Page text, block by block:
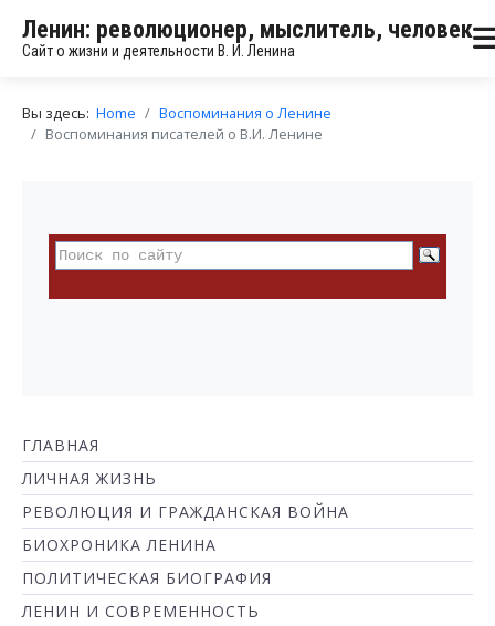
Ленин: революционер, мыслитель, человек
Сайт о жизни и деятельности В. И. Ленина
Вы здесь: Home
Воспоминания о Ленине
Воспоминания писателей о В.И. Ленине
ГЛАВНАЯ
ЛИЧНАЯ ЖИЗНЬ
РЕВОЛЮЦИЯ И ГРАЖДАНСКАЯ ВОЙНА
БИОХРОНИКА ЛЕНИНА
ПОЛИТИЧЕСКАЯ БИОГРАФИЯ
ЛЕНИН И СОВРЕМЕННОСТЬ